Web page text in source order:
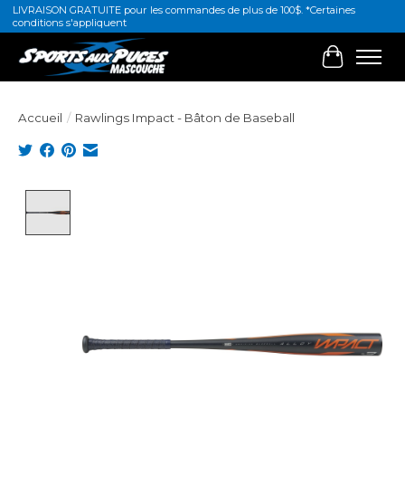
LIVRAISON GRATUITE pour les commandes de plus de 100$. *Certaines
conditions s'appliquent
Panier
Accueil / Rawlings Impact - Bâton de Baseball